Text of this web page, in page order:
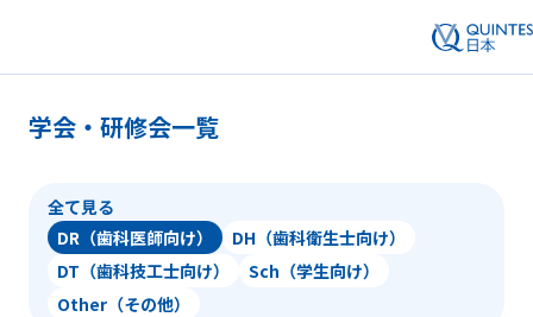
学会・研修会一覧
全て見る
DR（歯科医師向け）
DH（歯科衛生士向け）
DT（歯科技工士向け）
Sch（学生向け）
Other（その他）